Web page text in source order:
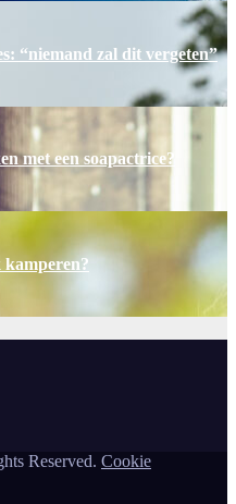
“niemand zal dit vergeten”
met een soapactrice?
Reserved. Cookie